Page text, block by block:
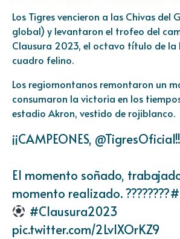
Los Tigres vencieron a las Chivas del
global) y levantaron el trofeo del
Clausura 2023, el octavo título de la
cuadro felino.
Los regiomontanos remontaron un
consumaron la victoria en los
estadio Akron, vestido de rojiblanco.
¡¡CAMPEONES, @TigresOficial
El momento soñado,
momento realizado. ????????
#Clausura2023
pic.twitter.com/2LvIXOrKZ9